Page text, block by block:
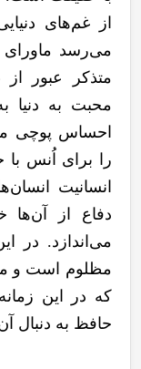
از غم‌های
می‌رسد ماورای
متذکر عبور از
محبت به دنیا
احساس پوچی
را برای اُنس
انسانیت انسان
دفاع از آنها
میاندازد. در
مظلوم است و
که در این
حافظ به دنبال